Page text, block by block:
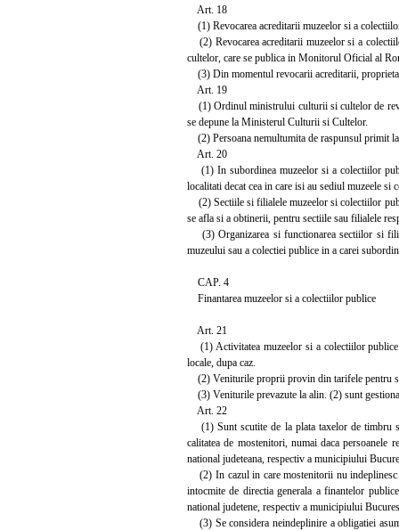
Art. 18
(1) Revocarea acreditarii muzeelor si a
(2) Revocarea acreditarii muzeelor si a
cultelor, care se publica in Monitorul Oficial al
(3) Din momentul revocarii acreditarii,
Art. 19
(1) Ordinul ministrului culturii si cultelor de
se depune la Ministerul Culturii si Cultelor.
(2) Persoana nemultumita de raspunsul primit
Art. 20
(1) In subordinea muzeelor si a colectiilor
localitati decat cea in care isi au sediul muzeele si
(2) Sectiile si filialele muzeelor si colectiilor
se afla si a obtinerii, pentru sectiile sau filialele
(3) Organizarea si functionarea sectiilor si
muzeului sau a colectiei publice in a carei
CAP. 4
Finantarea muzeelor si a colectiilor publice
Art. 21
(1) Activitatea muzeelor si a colectiilor publice
locale, dupa caz.
(2) Veniturile proprii provin din tarifele pentru
(3) Veniturile prevazute la alin. (2) sunt
Art. 22
(1) Sunt scutite de la plata taxelor de timbru
calitatea de mostenitori, numai daca
national judeteana, respectiv a municipiului
(2) In cazul in care mostenitorii nu indeplinesc
intocmite de directia generala a finantelor
national judetene, respectiv a municipiului
(3) Se considera neindeplinire a obligatiei